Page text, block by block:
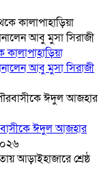
আবু মুসা সিরাজী
ঈদুল আজহার